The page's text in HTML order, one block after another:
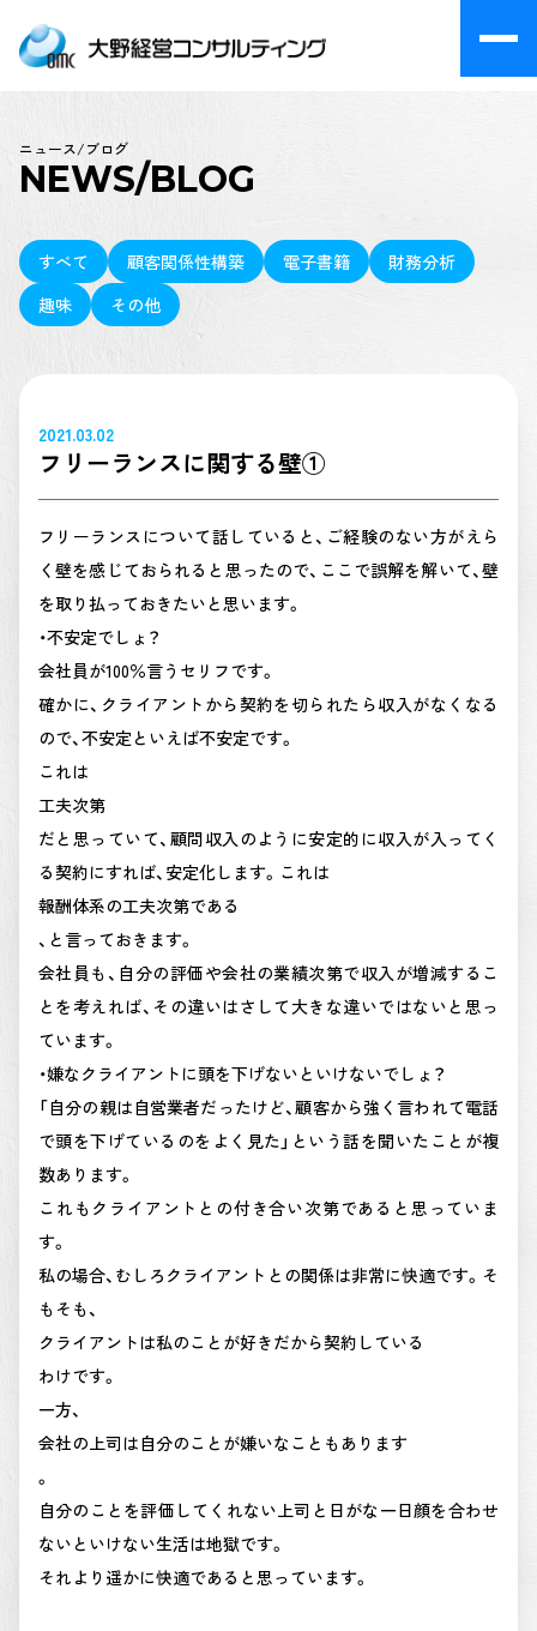
ニュース/ブログ
NEWS/BLOG
すべて 顧客関係性構築 電子書籍
財務分析
趣味
その他
2021.03.02
フリーランスに関する壁①
フリーランスについて話していると、ご経験のない方がえら
く壁を感じておられると思ったので、ここで誤解を解いて、壁
を取り払っておきたいと思います。
・不安定でしょ？
会社員が100％言うセリフです。
確かに、クライアントから契約を切られたら収入がなくなる
ので、不安定といえば不安定です。
これは
工夫次第
だと思っていて、顧問収入のように安定的に収入が入ってく
る契約にすれば、安定化します。これは
報酬体系の工夫次第である
、と言っておきます。
会社員も、自分の評価や会社の業績次第で収入が増減するこ
とを考えれば、その違いはさして大きな違いではないと思っ
ています。
・嫌なクライアントに頭を下げないといけないでしょ？
「自分の親は自営業者だったけど、顧客から強く言われて電話
で頭を下げているのをよく見た」という話を聞いたことが複
数あります。
これもクライアントとの付き合い次第であると思っていま
す。
私の場合、むしろクライアントとの関係は非常に快適です。そ
もそも、
クライアントは私のことが好きだから契約している
わけです。
一方、
会社の上司は自分のことが嫌いなこともあります
。
自分のことを評価してくれない上司と日がな一日顔を合わせ
ないといけない生活は地獄です。
それより遥かに快適であると思っています。